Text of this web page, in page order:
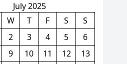
July 2025
W T F S
S
2 3 4 5
6
9 10 11 12
13